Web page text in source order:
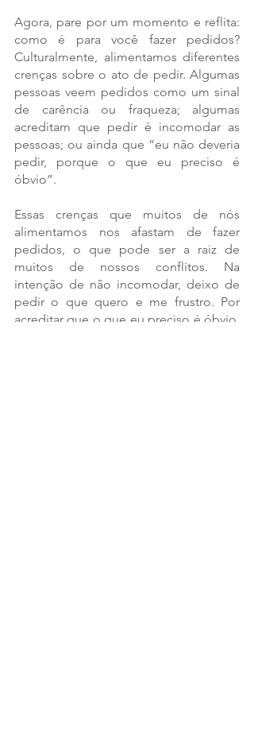
Agora, pare por um momento e reflita:
como é para você fazer pedidos?
Culturalmente, alimentamos diferentes
crenças sobre o ato de pedir. Algumas
pessoas veem pedidos como um sinal
de carência ou fraqueza; algumas
acreditam que pedir é incomodar as
pessoas; ou ainda que “eu não deveria
pedir, porque o que eu preciso é
óbvio”.
Essas crenças que muitos de nós
alimentamos nos afastam de fazer
pedidos, o que pode ser a raiz de
muitos de nossos conflitos. Na
intenção de não incomodar, deixo de
pedir o que quero e me frustro. Por
acreditar que o que eu preciso é óbvio,